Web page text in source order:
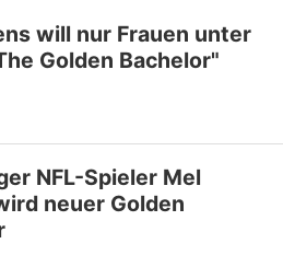
will nur Frauen unter
Golden Bachelor"
NFL-Spieler Mel
neuer Golden